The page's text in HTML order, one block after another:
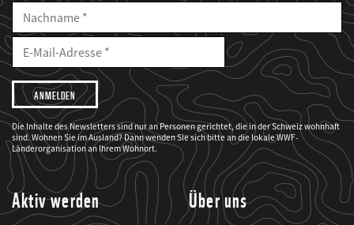
Nachname
E-
Mailadresse
E-
Adresse
Ich
möchte,
dass
der
WWF
mich
über
seine
Projekte
informiert.
Die Inhalte des Newsletters sind nur an Personen gerichtet, die in der Schweiz wohnhaft
sind. Wohnen Sie im Ausland? Dann wenden Sie sich bitte an die lokale WWF-
Länderorganisation an Ihrem Wohnort.
Aktiv werden Über uns